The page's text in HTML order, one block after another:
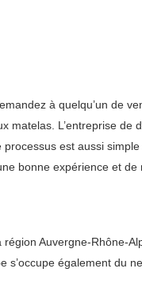
à quelqu’un de
L’entreprise
est aussi
bonne expérience et
Auvergne-Rhône-
également du